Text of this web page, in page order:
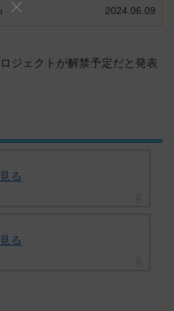
2024.06.09
ジェクトが解禁予定だと発表
る
る